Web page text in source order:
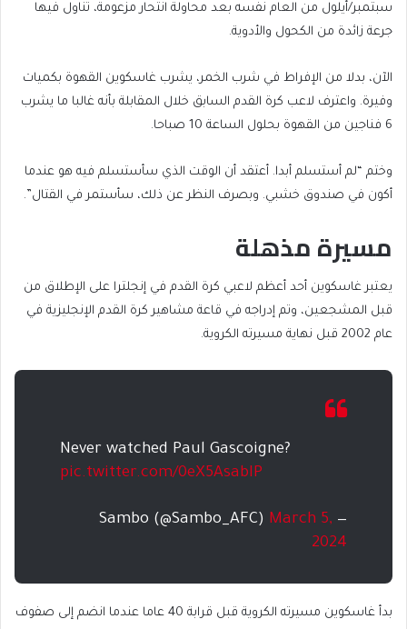
سبتمبر/أيلول من العام نفسه بعد محاولة انتحار مزعومة، تناول فيها
جرعة زائدة من الكحول والأدوية.
الآن، بدلا من الإفراط في شرب الخمر، يشرب غاسكوين القهوة بكميات
وفيرة. واعترف لاعب كرة القدم السابق خلال المقابلة بأنه غالبا ما يشرب
6 فناجين من القهوة بحلول الساعة 10 صباحا.
وختم “لم أستسلم أبدا. أعتقد أن الوقت الذي سأستسلم فيه هو عندما
أكون في صندوق خشبي. وبصرف النظر عن ذلك، سأستمر في القتال”.
مسيرة مذهلة
يعتبر غاسكوين أحد أعظم لاعبي كرة القدم في إنجلترا على الإطلاق من
قبل المشجعين، وتم إدراجه في قاعة مشاهير كرة القدم الإنجليزية في
عام 2002 قبل نهاية مسيرته الكروية.
Never watched Paul Gascoigne?
pic.twitter.com/0eX5AsabIP
— Sambo (@Sambo_AFC)
March 5,
2024
بدأ غاسكوين مسيرته الكروية قبل قرابة 40 عاما عندما انضم إلى صفوف